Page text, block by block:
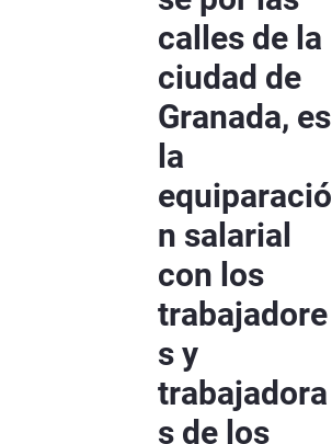
calles de la
ciudad de
Granada, es
la
equiparació
n salarial
con los
trabajadore
s y
trabajadora
s de los